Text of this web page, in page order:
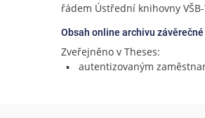
řádem Ústřední knihovny VŠB-
Obsah online archivu závěrečné
Zveřejněno v Theses:
autentizovaným